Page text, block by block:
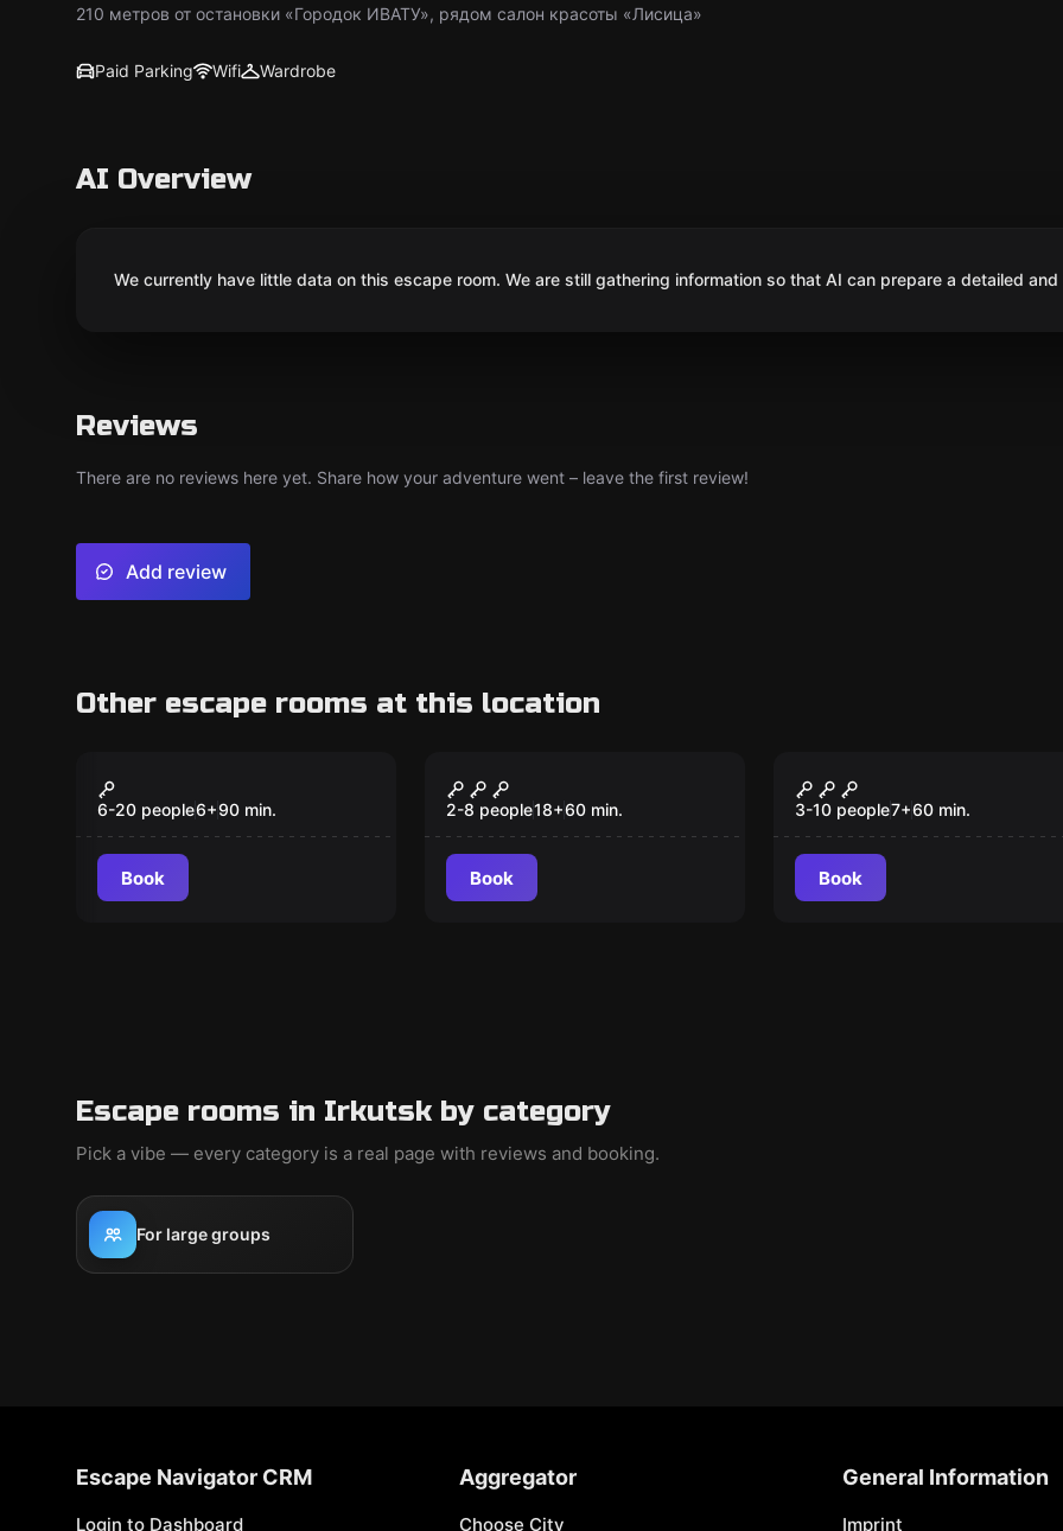
210 метров от остановки «Городок ИВАТУ», рядом салон красоты «Лисица»
Paid Parking Wifi Wardrobe
AI Overview
We currently have little data on this escape room. We are still gathering information so that AI can prepare a detailed
Reviews
There are no reviews here yet. Share how your adventure went – leave the first review!
Add review
Other escape rooms at this location
Тайна Древнего
Египта
6-20 people6+90 min.
Book
История ужасов
2-8 people18+60 min.
Book
Шпионы в космосе
3-10 people7+60 min.
Book
Escape rooms in Irkutsk by category
Pick a vibe — every category is a real page with reviews and booking.
For large groups
Escape Navigator CRM
Login to Dashboard
Aggregator
Choose City
General Information
Imprint